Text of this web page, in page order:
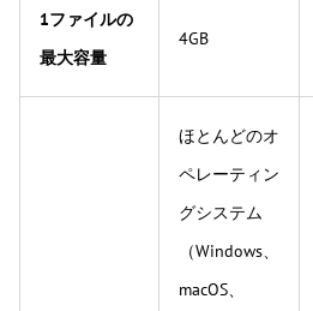
1ファイルの
最大容量
4GB
ほとんどのオ
ペレーティン
グシステム
（Windows、
macOS、